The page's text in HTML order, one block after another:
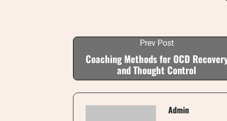
Prev Post
Coaching Methods for OCD
and Thought Control
Admin